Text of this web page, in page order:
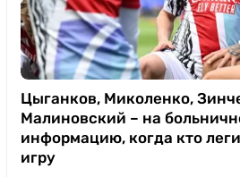
Цыганков, Миколенко,
Малиновский – на
информацию, когда кто
игру